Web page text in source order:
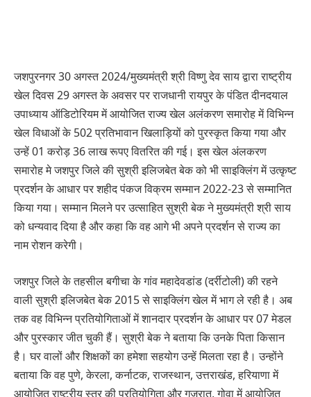
जशपुरनगर 30 अगस्त 2024/मुख्यमंत्री श्री विष्णु देव साय द्वारा राष्ट्रीय
खेल दिवस 29 अगस्त के अवसर पर राजधानी रायपुर के पंडित दीनदयाल
उपाध्याय ऑडिटोरियम में आयोजित राज्य खेल अलंकरण समारोह में विभिन्न
खेल विधाओं के 502 प्रतिभावान खिलाड़ियों को पुरस्कृत किया गया और
उन्हें 01 करोड़ 36 लाख रूपए वितरित की गई। इस खेल अंलकरण
समारोह मे जशपुर जिले की सुश्री इलिजबेत बेक को भी साइक्लिंग में उत्कृष्ट
प्रदर्शन के आधार पर शहीद पंकज विक्रम सम्मान 2022-23 से सम्मानित
किया गया। सम्मान मिलने पर उत्साहित सुश्री बेक ने मुख्यमंत्री श्री साय
को धन्यवाद दिया है और कहा कि वह आगे भी अपने प्रदर्शन से राज्य का
नाम रोशन करेगी।
जशपुर जिले के तहसील बगीचा के गांव महादेवडांड (दर्रीटोली) की रहने
वाली सुश्री इलिजबेत बेक 2015 से साइक्लिंग खेल में भाग ले रही है। अब
तक वह विभिन्न प्रतियोगिताओं में शानदार प्रदर्शन के आधार पर 07 मेडल
और पुरस्कार जीत चुकी हैं। सुश्री बेक ने बताया कि उनके पिता किसान
है। घर वालों और शिक्षकों का हमेशा सहयोग उन्हें मिलता रहा है। उन्होंने
बताया कि वह पुणे, केरला, कर्नाटक, राजस्थान, उत्तराखंड, हरियाणा में
आयोजित राष्ट्रीय स्तर की प्रतियोगिता और गुजरात, गोवा में आयोजित